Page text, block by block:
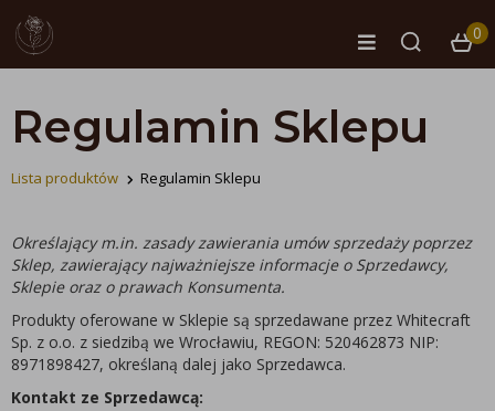
0
Regulamin Sklepu
Lista produktów Regulamin Sklepu
Określający m.in. zasady zawierania umów sprzedaży poprzez
Sklep, zawierający najważniejsze informacje o Sprzedawcy,
Sklepie oraz o prawach Konsumenta.
Produkty oferowane w Sklepie są sprzedawane przez Whitecraft
Sp. z o.o. z siedzibą we Wrocławiu, REGON: 520462873 NIP:
8971898427, określaną dalej jako Sprzedawca.
Kontakt ze Sprzedawcą: